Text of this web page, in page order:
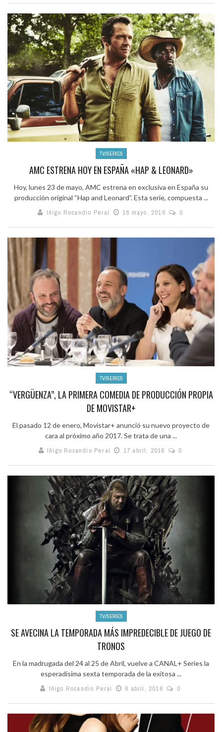
TV/SERIES
AMC ESTRENA HOY EN ESPAÑA «HAP & LEONARD»
Hoy, lunes 23 de mayo, AMC estrena en exclusiva en España su
producción original “Hap and Leonard”. Esta serie, compuesta ...
Iñigo Rocandio Peral
16 mayo, 2016 0
TV/SERIES
“VERGÜENZA”, LA PRIMERA COMEDIA DE PRODUCCIÓN PROPIA
DE MOVISTAR+
El pasado 12 de enero, Movistar+ anunció su nuevo proyecto de
cara al próximo año 2017. Se trata de una ...
Iñigo Rocandio Peral
17 abril, 2016 0
TV/SERIES
SE AVECINA LA TEMPORADA MÁS IMPREDECIBLE DE JUEGO DE
TRONOS
En la madrugada del 24 al 25 de Abril, vuelve a CANAL+ Series la
esperadísima sexta temporada de la exitosa ...
Iñigo Rocandio Peral
6 abril, 2016 0